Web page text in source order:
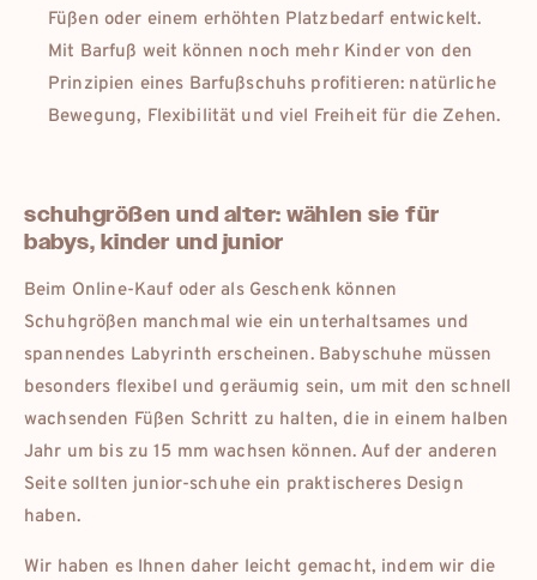
Füßen oder einem erhöhten Platzbedarf entwickelt.
Mit Barfuß weit können noch mehr Kinder von den
Prinzipien eines Barfußschuhs profitieren: natürliche
Bewegung, Flexibilität und viel Freiheit für die Zehen.
schuhgrößen und alter: wählen sie für
babys, kinder und junior
Beim Online-Kauf oder als Geschenk können
Schuhgrößen manchmal wie ein unterhaltsames und
spannendes Labyrinth erscheinen. Babyschuhe müssen
besonders flexibel und geräumig sein, um mit den schnell
wachsenden Füßen Schritt zu halten, die in einem halben
Jahr um bis zu 15 mm wachsen können. Auf der anderen
Seite sollten junior-schuhe ein praktischeres Design
haben.
Wir haben es Ihnen daher leicht gemacht, indem wir die